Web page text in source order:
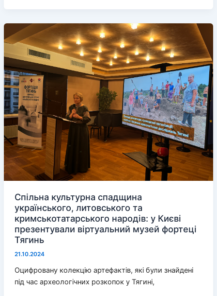
тюрми
засуджено
колаборанта,
який
співпрацює
з
окупантами
на
лівобережжі
Херсонщини
Спільна культурна спадщина
українського, литовського та
кримськотатарського народів: у Києві
презентували віртуальний музей фортеці
Тягинь
21.10.2024
Оцифровану колекцію артефактів, які були знайдені
під час археологічних розкопок у Тягині,